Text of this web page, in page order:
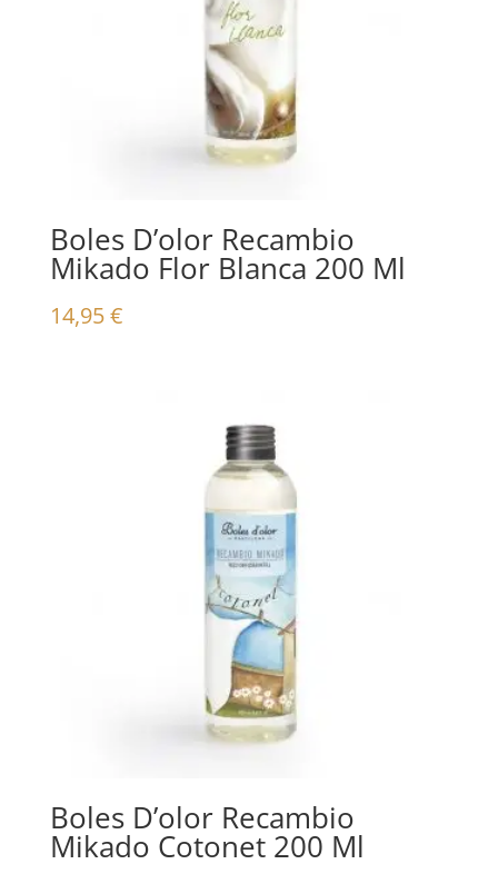
Boles D’olor Recambio
Mikado Flor Blanca 200 Ml
14,95€
Boles D’olor Recambio
Mikado Cotonet 200 Ml